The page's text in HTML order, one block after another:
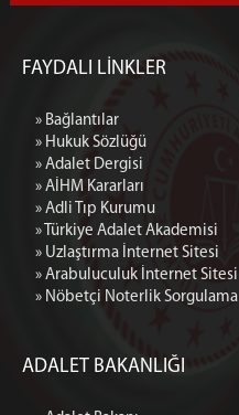
FAYDALI LİNKLER
» Bağlantılar
» Hukuk Sözlüğü
» Adalet Dergisi
» AİHM Kararları
» Adli Tıp Kurumu
» Türkiye Adalet Akademisi
» Uzlaştırma İnternet Sitesi
» Arabuluculuk İnternet Sitesi
» Nöbetçi Noterlik Sorgulama
ADALET BAKANLIĞI